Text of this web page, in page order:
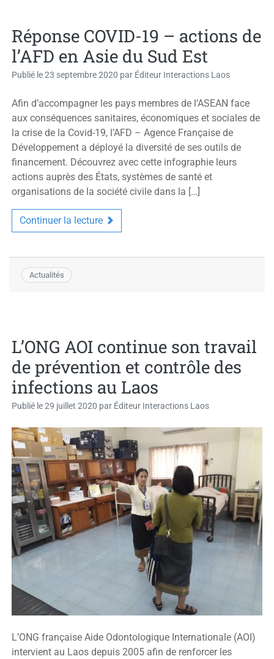
Réponse COVID-19 – actions de
l’AFD en Asie du Sud Est
Publié le23 septembre 2020 par Éditeur Interactions Laos
Afin d’accompagner les pays membres de l’ASEAN face
aux conséquences sanitaires, économiques et sociales de
la crise de la Covid-19, l’AFD – Agence Française de
Développement a déployé la diversité de ses outils de
financement. Découvrez avec cette infographie leurs
actions auprès des États, systèmes de santé et
organisations de la société civile dans la […]
Continuer la lecture
Actualités
L’ONG AOI continue son travail
de prévention et contrôle des
infections au Laos
Publié le29 juillet 2020 par Éditeur Interactions Laos
L’ONG française Aide Odontologique Internationale (AOI)
intervient au Laos depuis 2005 afin de renforcer les